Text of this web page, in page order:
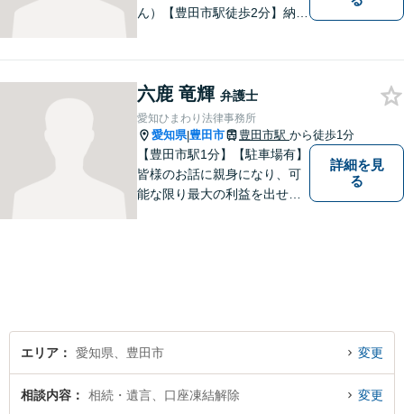
ん）【豊田市駅徒歩2分】納得
ます。【分割払い対応・法テ
ラス利用可能】費用面のご不
安はご相談ください。
六鹿 竜輝 弁護士
愛知ひまわり法律事務所
愛知県|豊田市 豊田市駅 から徒歩1分
【豊田市駅1分】【駐車場有】
皆様のお話に親身になり、可
能な限り最大の利益を出せる
詳細を見
る
エリア 愛知県、豊田市 変更
相談内容 相続・遺言、口座凍結解除 変更